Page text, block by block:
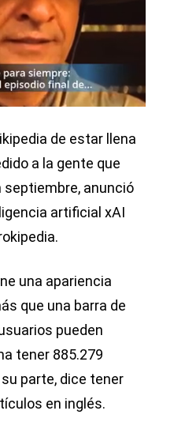
de estar llena
a la gente que
septiembre, anunció
artificial xAI
una apariencia
que una barra de
pueden
tener 885.279
parte, dice tener
en inglés.